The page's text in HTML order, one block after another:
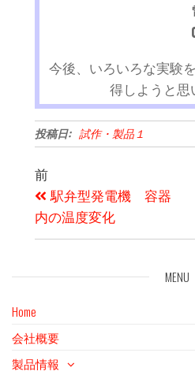
今後、いろいろな実験
得しようと思
投稿日: 試作・製品１
前
駅弁型発電機 容器
内の温度変化
MENU
Home
会社概要
製品情報